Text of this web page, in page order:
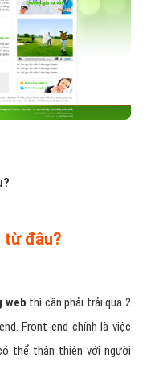
từ đâu?
web thì cần phải trải qua 2
Front-end chính là việc
thể thân thiện với người